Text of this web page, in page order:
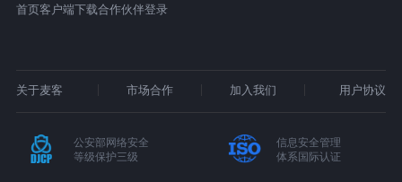
首页客户端下载合作伙伴登录
关于麦客 市场合作 加入我们 用户协议
公安部网络安全
等级保护三级
信息安全管理
体系国际认证